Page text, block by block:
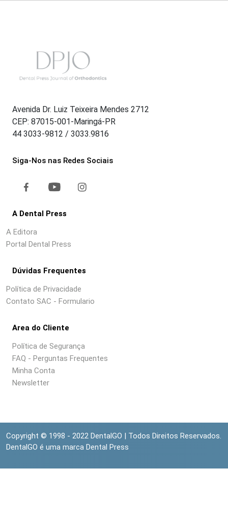
Avenida Dr. Luiz Teixeira Mendes 2712
CEP: 87015-001-Maringá-PR
44 3033-9812 / 3033.9816
Siga-Nos nas Redes Sociais
A Dental Press
A Editora
Portal Dental Press
Dúvidas Frequentes
Política de Privacidade
Contato SAC - Formulario
Area do Cliente
Política de Segurança
FAQ - Perguntas Frequentes
Minha Conta
Newsletter
Copyright © 1998 - 2022 DentalGO | Todos Direitos Reservados.
DentalGO é uma marca Dental Press